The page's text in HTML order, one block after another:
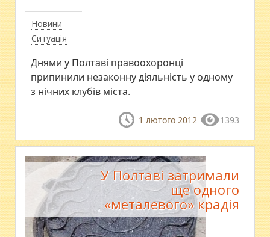
Новини
Ситуація
Днями у Полтаві правоохоронці
припинили незаконну діяльність у одному
з нічних клубів міста.
1 лютого 2012 1393
У Полтаві затримали
ще одного
«металевого» крадія